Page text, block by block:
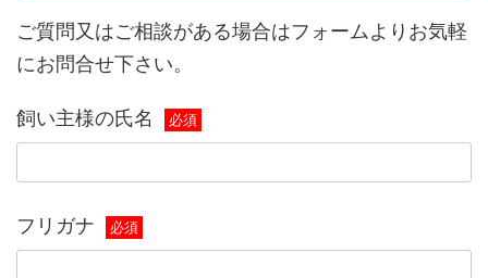
ご質問又はご相談がある場合はフォームよりお気軽
にお問合せ下さい。
飼い主様の氏名 必須
フリガナ 必須